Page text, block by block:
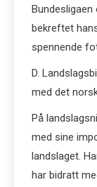
bekreftet
spennende
D.
med det
På
med sine
landslaget.
har bidratt